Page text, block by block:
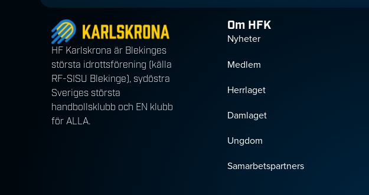
HF Karlskrona är Blekinges
största idrottsförening (källa
RF-SISU Blekinge), sydöstra
Sveriges största
handbollsklubb och EN klubb
för ALLA.
Om HFK
Nyheter
Medlem
Herrlaget
Damlaget
Ungdom
Samarbetspartners